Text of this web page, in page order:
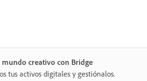
creativo con Bridge
tus activos digitales y gestiónalos.